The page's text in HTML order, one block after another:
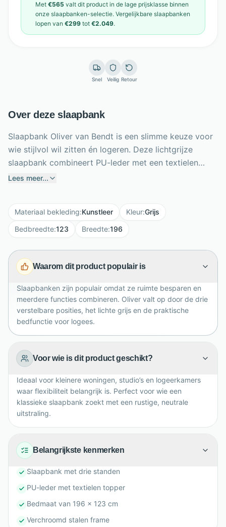
Met €565 valt dit product in de lage prijsklasse binnen
onze slaapbanken-selectie. Vergelijkbare slaapbanken
lopen van €299 tot €2.049.
Snel Veilig Retour
Over deze slaapbank
Slaapbank Oliver van Bendt is een slimme keuze voor
wie stijlvol wil zitten én logeren. Deze lichtgrijze
slaapbank combineert PU-leder met een textielen
topper van 100% polyester en heeft decoratieve
je Oliver rechtop, achterover geleund of volledig
uitgeklapt als bed van 196 x 123 cm. Met een breedte
59,5 cm biedt hij comfortabel zit- en liggemak. Het
verchroomd stalen frame zorgt voor een stevige
logeerkamers.
Lees meer...
Materiaal bekleding:Kunstleer Kleur:Grijs
Bedbreedte:123 Breedte:196
Waarom dit product populair is
Slaapbanken zijn populair omdat ze ruimte besparen en
meerdere functies combineren. Oliver valt op door de drie
verstelbare posities, het lichte grijs en de praktische
bedfunctie voor logees.
Voor wie is dit product geschikt?
Ideaal voor kleinere woningen, studio’s en logeerkamers
waar flexibiliteit belangrijk is. Perfect voor wie een
klassieke slaapbank zoekt met een rustige, neutrale
uitstraling.
Belangrijkste kenmerken
Slaapbank met drie standen
PU-leder met textielen topper
Bedmaat van 196 x 123 cm
Verchroomd stalen frame